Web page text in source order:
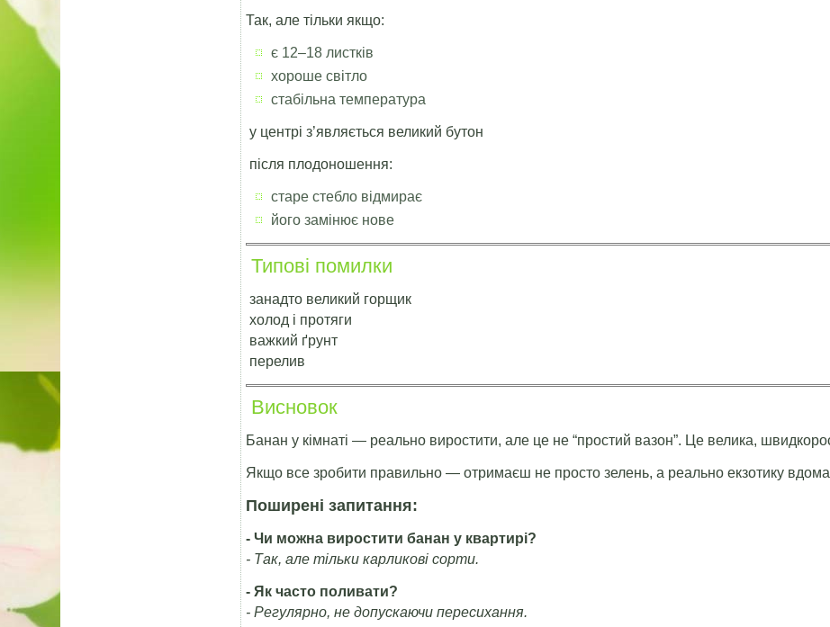
Так, але тільки якщо:
є 12–18 листків
хороше світло
стабільна температура
у центрі з’являється великий бутон
після плодоношення:
старе стебло відмирає
його замінює нове
Типові помилки
занадто великий горщик
холод і протяги
важкий ґрунт
перелив
Висновок
Банан у кімнаті — реально виростити, але це не “простий вазон”. Це велика,
Якщо все зробити правильно — отримаєш не просто зелень, а реально екзотику
Поширені запитання:
- Чи можна виростити банан у квартирі?
- Так, але тільки карликові сорти.
- Як часто поливати?
- Регулярно, не допускаючи пересихання.